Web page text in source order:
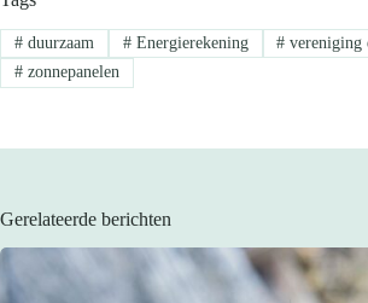
#duurzaam #Energierekening # vereniging
#zonnepanelen
Gerelateerde berichten